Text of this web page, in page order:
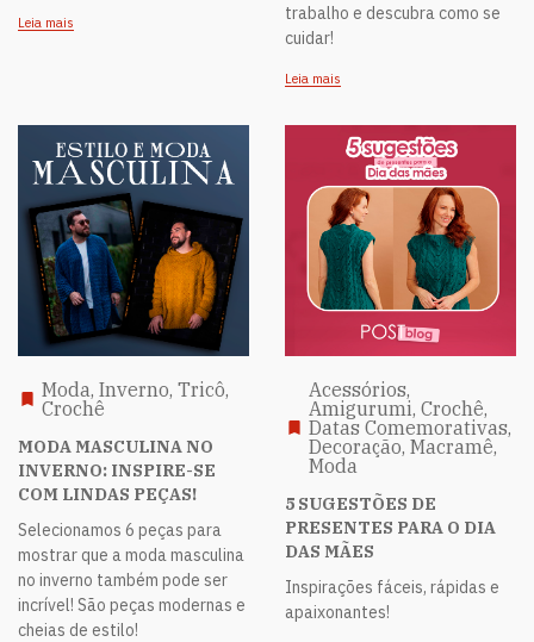
Leia mais
trabalho e descubra como se
cuidar!
Leia mais
Moda, Inverno, Tricô,
Crochê
MODA MASCULINA NO
INVERNO: INSPIRE-SE
COM LINDAS PEÇAS!
Selecionamos 6 peças para
mostrar que a moda masculina
no inverno também pode ser
incrível! São peças modernas e
cheias de estilo!
Acessórios,
Amigurumi, Crochê,
Datas Comemorativas,
Decoração, Macramê,
Moda
5 SUGESTÕES DE
PRESENTES PARA O DIA
DAS MÃES
Inspirações fáceis, rápidas e
apaixonantes!